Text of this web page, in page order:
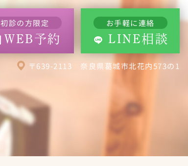
初診の方限定
WEB予約
お手軽に連絡
LINE相談
〒639-2113 奈良県葛城市北花内573の1